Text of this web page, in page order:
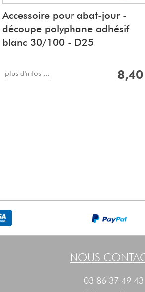
Accessoire pour abat-jour -
découpe polyphane adhésif
blanc 30/100 - D25
plus d'infos ... 8,40
NOUS
03 86 37 49 43